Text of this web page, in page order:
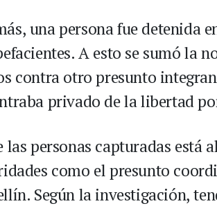
una persona fue detenida
A esto se sumó la
contra otro presunto
privado de la libertad
las personas capturadas está
como el presunto
Según la investigación,